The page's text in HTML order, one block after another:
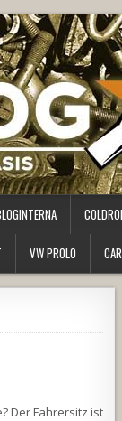
VW PROLO
Der Fahrersitz ist